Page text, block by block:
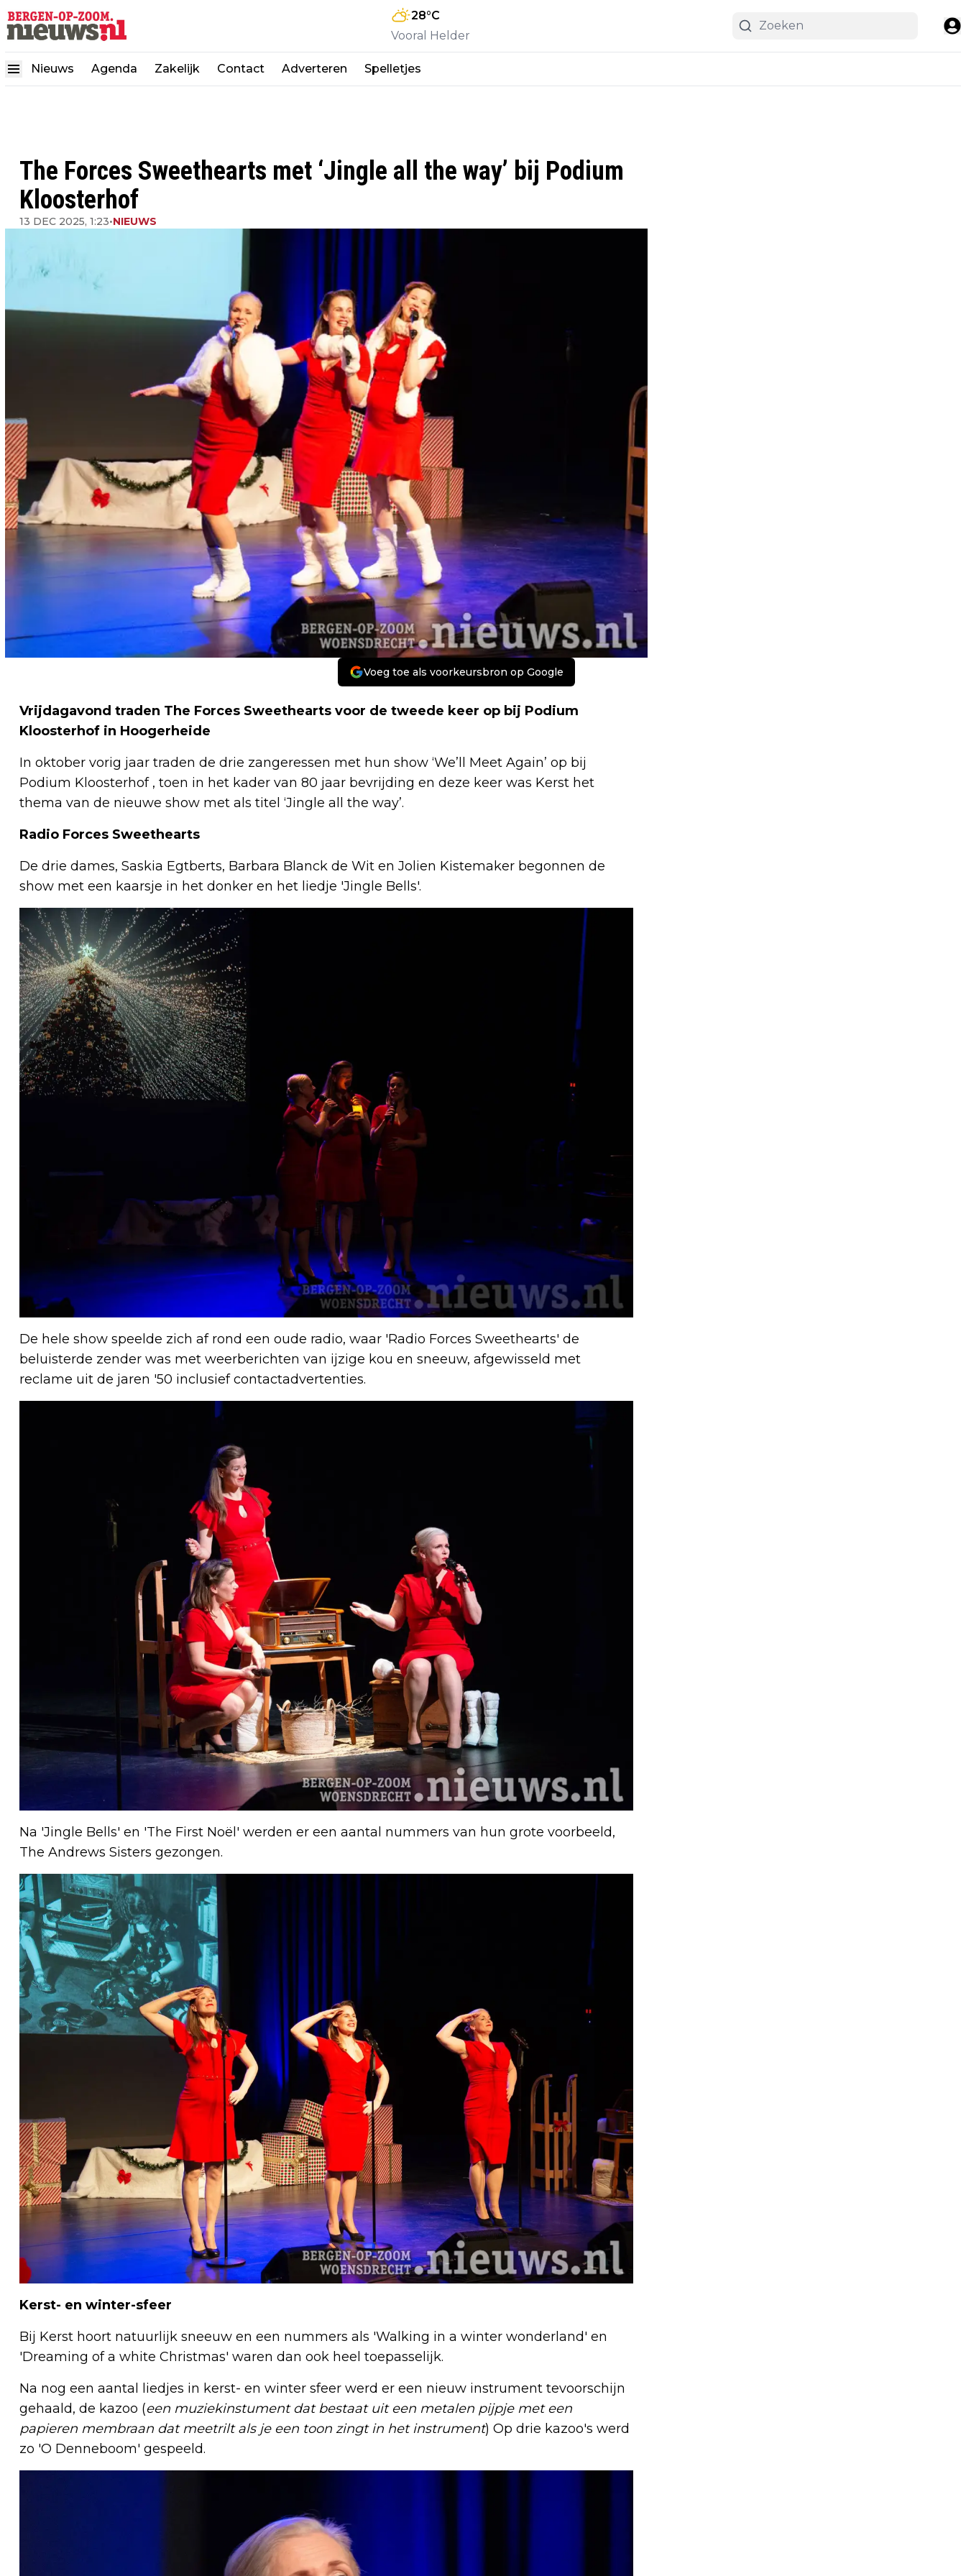
28°C
Vooral Helder
Nieuws Agenda Zakelijk Contact Adverteren Spelletjes
The Forces Sweethearts met ‘Jingle all the way’ bij Podium
Kloosterhof
13 DEC 2025, 1:23•NIEUWS
Voeg toe als voorkeursbron op Google
Vrijdagavond traden The Forces Sweethearts voor de tweede keer op bij Podium
Kloosterhof in Hoogerheide
In oktober vorig jaar traden de drie zangeressen met hun show ‘We’ll Meet Again’ op bij
Podium Kloosterhof , toen in het kader van 80 jaar bevrijding en deze keer was Kerst het
thema van de nieuwe show met als titel ‘Jingle all the way’.
Radio Forces Sweethearts
De drie dames, Saskia Egtberts, Barbara Blanck de Wit en Jolien Kistemaker begonnen de
show met een kaarsje in het donker en het liedje 'Jingle Bells'.
De hele show speelde zich af rond een oude radio, waar 'Radio Forces Sweethearts' de
beluisterde zender was met weerberichten van ijzige kou en sneeuw, afgewisseld met
reclame uit de jaren '50 inclusief contactadvertenties.
Na 'Jingle Bells' en 'The First Noël' werden er een aantal nummers van hun grote voorbeeld,
The Andrews Sisters gezongen.
Kerst- en winter-sfeer
Bij Kerst hoort natuurlijk sneeuw en een nummers als 'Walking in a winter wonderland' en
'Dreaming of a white Christmas' waren dan ook heel toepasselijk.
Na nog een aantal liedjes in kerst- en winter sfeer werd er een nieuw instrument tevoorschijn
gehaald, de kazoo (een muziekinstument dat bestaat uit een metalen pijpje met een
papieren membraan dat meetrilt als je een toon zingt in het instrument) Op drie kazoo's werd
zo 'O Denneboom' gespeeld.